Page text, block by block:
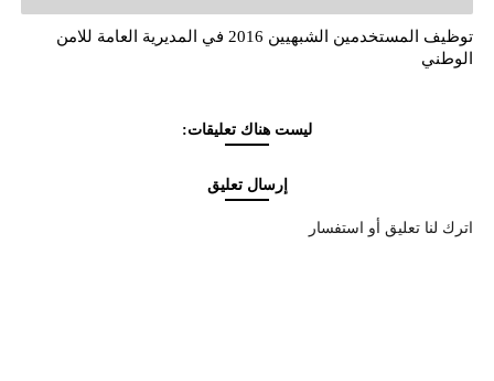
توظيف المستخدمين الشبهيين 2016 في المديرية العامة للامن
الوطني
ليست هناك تعليقات:
إرسال تعليق
اترك لنا تعليق أو استفسار